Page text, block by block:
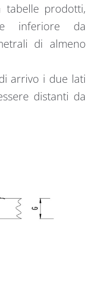
tabelle prodotti,
inferiore da
di almeno
arrivo i due lati
distanti da